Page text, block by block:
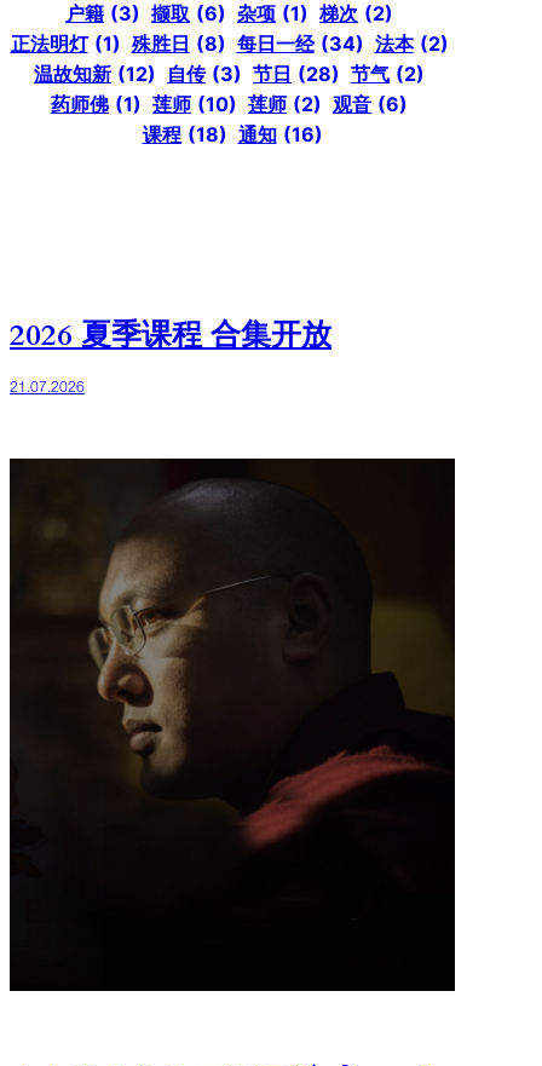
户籍 (3) 撷取 (6) 杂项 (1) 梯次 (2)
正法明灯 (1) 殊胜日 (8) 每日一经 (34) 法本 (2)
温故知新 (12) 自传 (3) 节日 (28) 节气 (2)
药师佛 (1) 莲师 (10) 莲师 (2) 观音 (6)
课程 (18) 通知 (16)
2026 夏季课程 合集开放
21.07.2026